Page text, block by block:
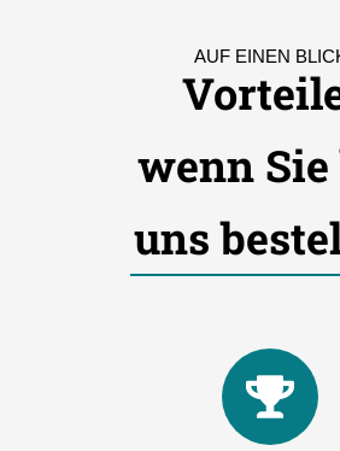
AUF EINEN
wenn Sie
uns